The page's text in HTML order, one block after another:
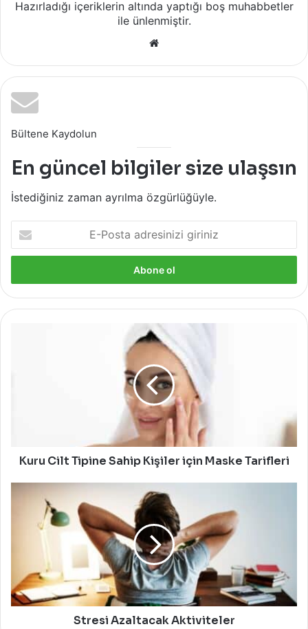
Hazırladığı içeriklerin altında yaptığı boş muhabbetler
ile ünlenmiştir.
Bültene Kaydolun
En güncel bilgiler size ulaşsın
İstediğiniz zaman ayrılma özgürlüğüyle.
E-
Posta
adresinizi
Kuru Cilt Tipine Sahip Kişiler için Maske Tarifleri
Stresi
Azaltacak
Aktiviteler
Stresi Azaltacak Aktiviteler